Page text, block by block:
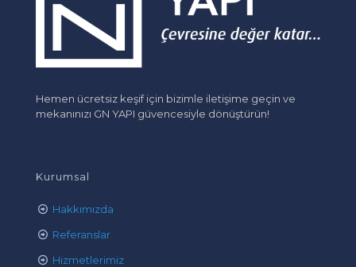
Hemen ücretsiz keşif için bizimle iletişime geçin ve
mekanınızı GN YAPI güvencesiyle dönüştürün!
Kurumsal
Hakkımızda
Referanslar
Hizmetlerimiz